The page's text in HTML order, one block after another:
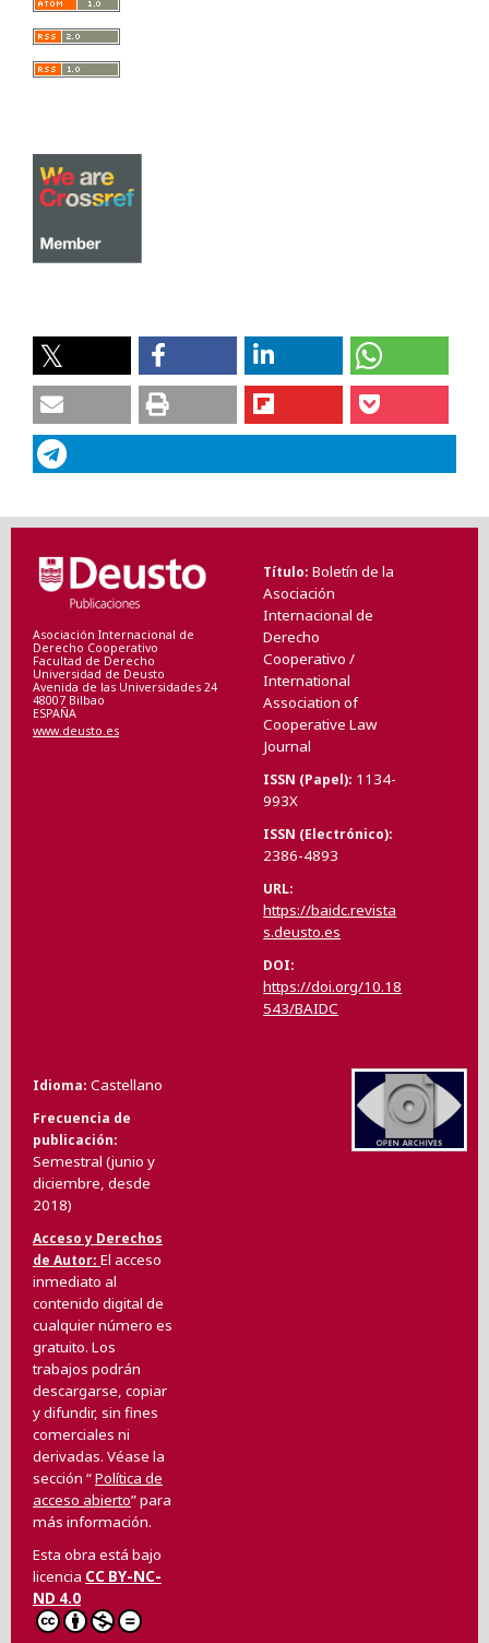
Asociación Internacional de
Derecho Cooperativo
Facultad de Derecho
Universidad de Deusto
Avenida de las Universidades 24
48007 Bilbao
ESPAÑA
www.deusto.es
Título Boletín de la
Asociación
Internacional de
Derecho
Cooperativo /
International
Association of
Cooperative Law
Journal
ISSN (Papel) 1134-
993X
ISSN (Electrónico)
2386-4893
URL
https://baidc.revista
s.deusto.es
DOI
https://doi.org/10.18
543/BAIDC
Idioma Castellano
Frecuencia de
publicación
Semestral (junio y
diciembre, desde
2018)
Acceso y Derechos
de Autor El acceso
inmediato al
contenido digital de
cualquier número es
gratuito. Los
trabajos podrán
descargarse, copiar
y difundir, sin fines
comerciales ni
derivadas. Véase la
sección “Política de
acceso abierto” para
más información.
Esta obra está bajo
licencia CC BY-NC-
ND 4.0